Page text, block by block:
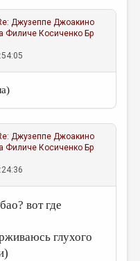
Джузеппе Джоакино
Филиче Косиченко Бр
Джузеппе Джоакино
Филиче Косиченко Бр
вот где
глухого